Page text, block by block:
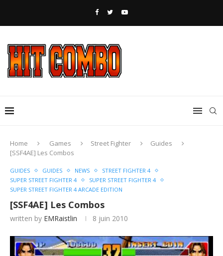
Home Games Street Fighter
Guides
[SSF4AE] Les Combos
GUIDES GUIDES NEWS
STREET FIGHTER 4
SUPER STREET FIGHTER 4
SUPER STREET FIGHTER 4
SUPER STREET FIGHTER 4 ARCADE EDITION
[SSF4AE] Les Combos
written by EMRaistlin 8 juin 2010